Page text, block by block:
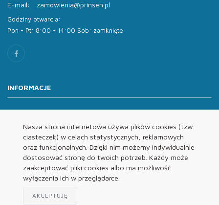
Nasza strona internetowa używa plików cookies (tzw.
ciasteczek) w celach statystycznych, reklamowych
oraz funkcjonalnych. Dzięki nim możemy indywidualnie
dostosować stronę do twoich potrzeb. Każdy może
zaakceptować pliki cookies albo ma możliwość
wyłączenia ich w przeglądarce.
AKCEPTUJĘ
E-mail:
zamowienia@prinsen.pl
Godziny otwarcia:
Pon - Pt: 8:00 - 14:00 Sob: zamknięte
INFORMACJE
Oferta
Kontakt
REGULAMINY
Regulamin
Polityka Prywatności